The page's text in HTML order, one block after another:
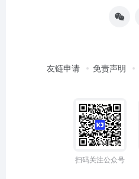
友链申请 免责声明
扫码关注公众号